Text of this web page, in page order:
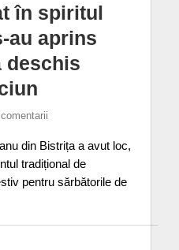
în spiritul
au aprins
deschis
din Bistrița a avut loc,
tradițional de
pentru sărbătorile de